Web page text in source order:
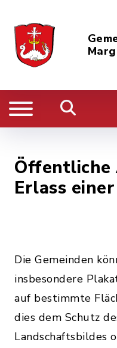
Öffentliche
Erlass
Die Gemeinden
insbesondere
auf bestimmte
dies dem Schutz
Landschaftsbildes